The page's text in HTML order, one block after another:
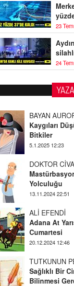
23
24
BAYAN
Kaygıları
Bitkiler
5.1.2025 12:23
DOKTOR
Yolculuğu
13.11.2024 22:51
ALİ EFENDİ
Adana At
Cumartesi
20.12.2024 12:46
TUTKUNUN
Sağlıklı Bir
Bilinmesi